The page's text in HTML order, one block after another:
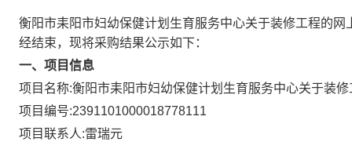
衡阳市耒阳市妇幼保健计划生育服务中心关于装修工程的网
经结束，现将采购结果公示如下：
一、项目信息
项目名称:衡阳市耒阳市妇幼保健计划生育服务中心关于装
项目编号:2391101000018778111
项目联系人:雷瑞元